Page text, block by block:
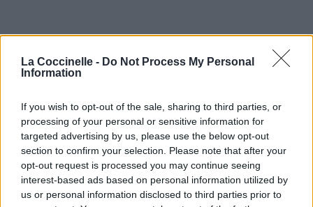
La Coccinelle - Do Not Process My Personal
Information
If you wish to opt-out of the sale, sharing to third parties, or
processing of your personal or sensitive information for
targeted advertising by us, please use the below opt-out
section to confirm your selection. Please note that after your
opt-out request is processed you may continue seeing
interest-based ads based on personal information utilized by
us or personal information disclosed to third parties prior to